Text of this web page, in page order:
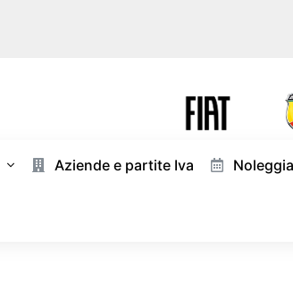
Aziende e partite Iva